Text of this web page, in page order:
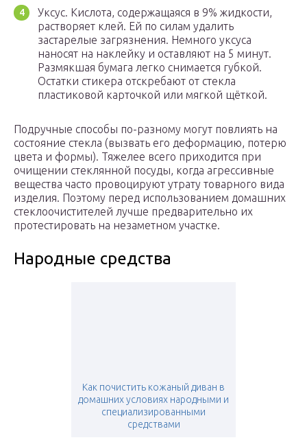
Уксус. Кислота, содержащаяся в 9% жидкости,
растворяет клей. Ей по силам удалить
застарелые загрязнения. Немного уксуса
наносят на наклейку и оставляют на 5 минут.
Размякшая бумага легко снимается губкой.
Остатки стикера отскребают от стекла
пластиковой карточкой или мягкой щёткой.
Подручные способы по-разному могут повлиять на
состояние стекла (вызвать его деформацию, потерю
цвета и формы). Тяжелее всего приходится при
очищении стеклянной посуды, когда агрессивные
вещества часто провоцируют утрату товарного вида
изделия. Поэтому перед использованием домашних
стеклоочистителей лучше предварительно их
протестировать на незаметном участке.
Народные средства
Как почистить кожаный диван в
домашних условиях народными и
специализированными
средствами